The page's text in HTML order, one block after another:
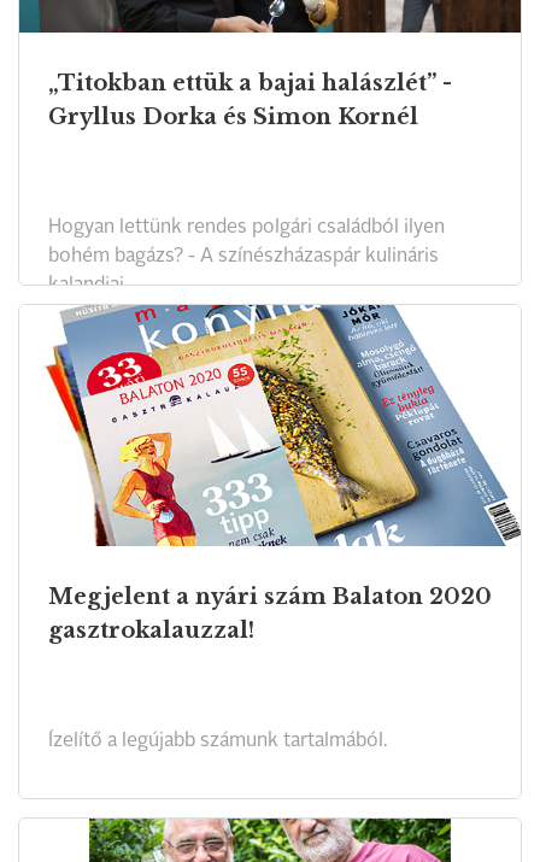
„Titokban ettük a bajai halászlét” -
Gryllus Dorka és Simon Kornél
Hogyan lettünk rendes polgári családból ilyen
bohém bagázs? - A színészházaspár kulináris
kalandjai.
Megjelent a nyári szám Balaton 2020
gasztrokalauzzal!
Ízelítő a legújabb számunk tartalmából.